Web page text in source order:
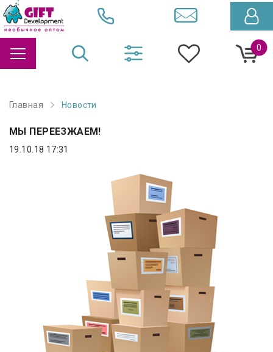
0
Главная Новости
МЫ ПЕРЕЕЗЖАЕМ!
19.10.18 17:31